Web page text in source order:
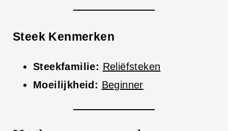
Steek Kenmerken
Steekfamilie: Reliëfsteken
Moeilijkheid: Beginner